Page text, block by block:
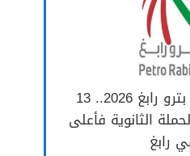
وظائف شركة بترو رابغ 2026.. 13
الثانوية فأعلى
رابغ